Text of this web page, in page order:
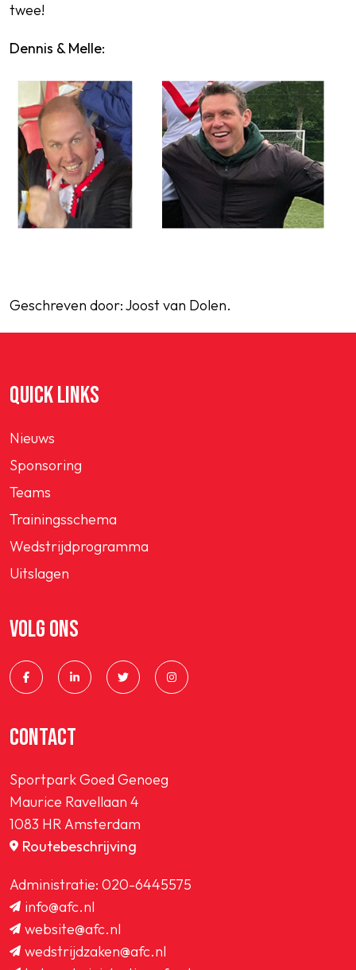
twee!
Dennis & Melle:
Geschreven door: Joost van Dolen.
QUICK LINKS
Nieuws
Sponsoring
Teams
Trainingsschema
Wedstrijdprogramma
Uitslagen
VOLG ONS
CONTACT
Sportpark Goed Genoeg
Maurice Ravellaan 4
1083 HR Amsterdam
Routebeschrijving
Administratie: 020-6445575
info@afc.nl
website@afc.nl
wedstrijdzaken@afc.nl